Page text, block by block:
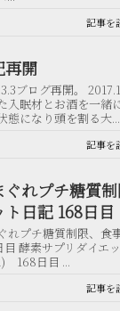
記事を
再開
ブログ再開。
入眠材とお酒を一緒
態になり頭を割る大...
記事を
ぐれプチ糖質
ト日記 168日目
れプチ糖質制限、食
目 酵素サプリダイエ
) 168日目 ...
記事を